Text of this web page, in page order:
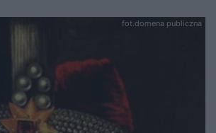
fot.domena publiczna